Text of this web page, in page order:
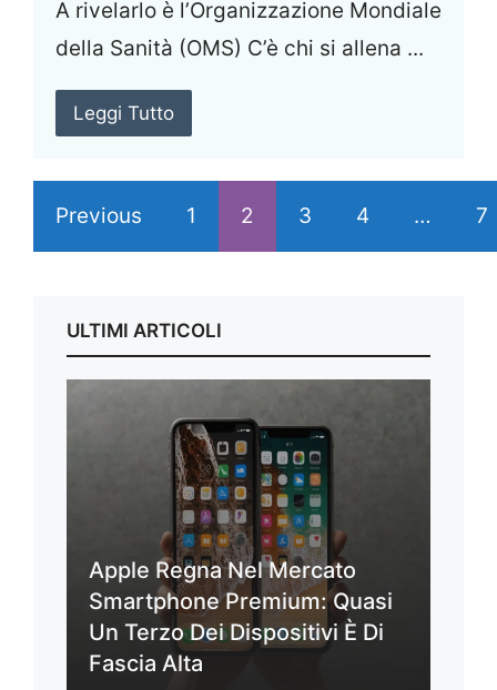
A rivelarlo è l’Organizzazione Mondiale
della Sanità (OMS) C’è chi si allena ...
Leggi Tutto
Previous 1 2 3 4 … 7
ULTIMI ARTICOLI
Apple Regna Nel Mercato
Smartphone Premium: Quasi
Un Terzo Dei Dispositivi È Di
Fascia Alta